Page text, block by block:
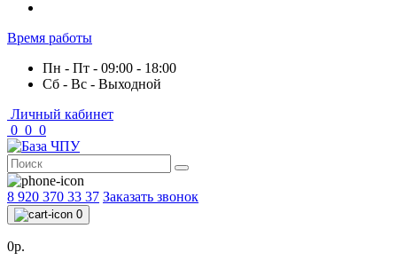
Время работы
Пн - Пт - 09:00 - 18:00
Сб - Вс - Выходной
Личный кабинет
0 0 0
8 920 370 33 37 Заказать звонок
0
0р.